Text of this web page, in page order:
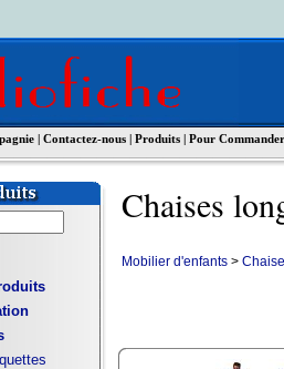
| Contactez-nous | Produits | Pour Commander
Chaises
Mobilier d'enfants >